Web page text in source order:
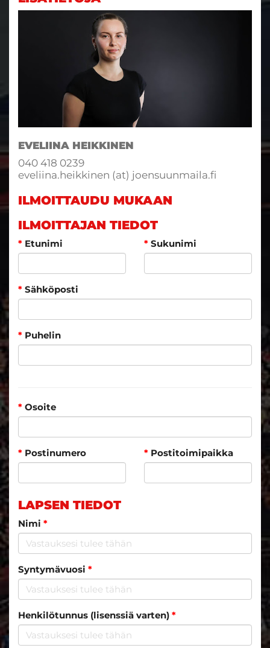
EVELIINA HEIKKINEN
040 418 0239
eveliina.heikkinen (at) joensuunmaila.fi
ILMOITTAUDU MUKAAN
ILMOITTAJAN TIEDOT
* Etunimi * Sukunimi
* Sähköposti
* Puhelin
* Osoite
* Postinumero * Postitoimipaikka
LAPSEN TIEDOT
Nimi *
Syntymävuosi *
Henkilötunnus (lisenssiä varten) *